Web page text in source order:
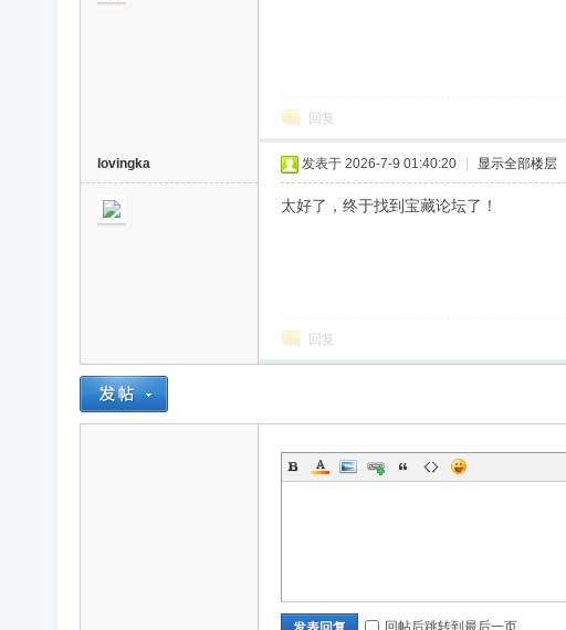
回复
lovingka 发表于 2026-7-9 01:40:20 显示全部楼层
太好了，终于找到宝藏论坛了！
回复
回帖后跳转到最后一页